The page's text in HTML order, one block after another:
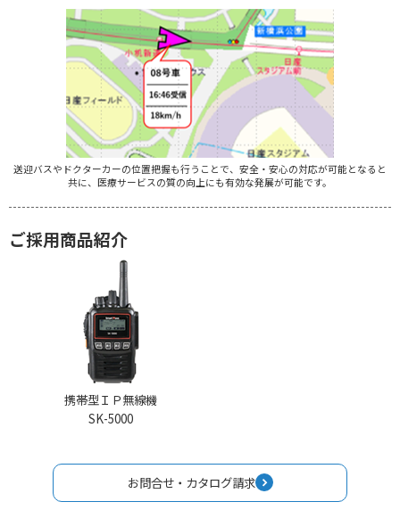
送迎バスやドクターカーの位置把握も行うことで、安全・安心の対応が可能となると
共に、医療サービスの質の向上にも有効な発展が可能です。
ご採用商品紹介
携帯型ＩＰ無線機
SK-5000
お問合せ・カタログ請求